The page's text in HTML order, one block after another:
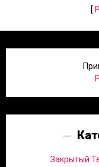
[
Закрытый